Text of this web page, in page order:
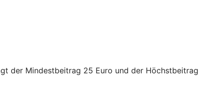
der Mindestbeitrag 25 Euro und der Höchstbeitrag